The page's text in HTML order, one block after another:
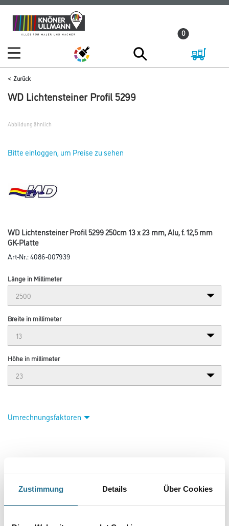
Zustimmung Details Über Cookies
Zum
Inhalt
Zum
Navigationsmenü
0
Zurück
WD Lichtensteiner Profil 5299
Abbildung ähnlich
Bitte einloggen, um Preise zu sehen
WD Lichtensteiner Profil 5299 250cm 13 x 23 mm, Alu, f. 12,5 mm
GK-Platte
Art-Nr.:4086-007939
Länge in Millimeter
Breite in millimeter
Höhe in millimeter
Umrechnungsfaktoren